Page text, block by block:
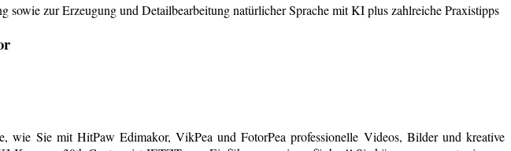
zur Erzeugung und Detailbearbeitung natürlicher Sprache mit KI plus zahlreiche Praxistipps
wie Sie mit HitPaw Edimakor, VikPea und FotorPea professionelle Videos, Bilder und kreative